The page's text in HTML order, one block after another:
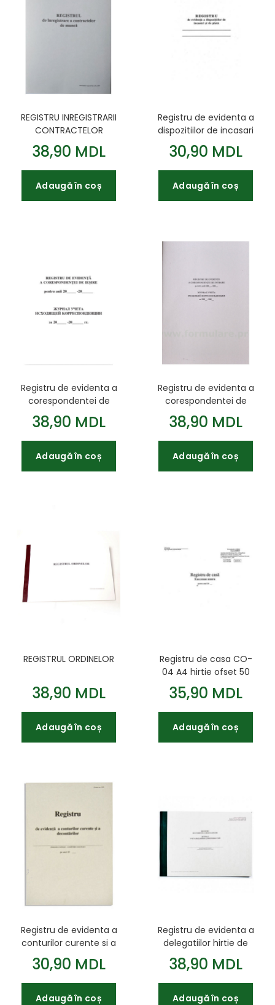
REGISTRU INREGISTRARII
CONTRACTELOR
INDIVIDUALE DE MUNCA
38,90 MDL
Adaugă în coș
Registru de evidenta a
dispozitiilor de incasari
si de plata hirtie ofset
50 file
30,90 MDL
Adaugă în coș
Registru de evidenta a
corespondentei de
iesire
38,90 MDL
Adaugă în coș
Registru de evidenta a
corespondentei de
intrare
38,90 MDL
Adaugă în coș
REGISTRUL ORDINELOR
38,90 MDL
Adaugă în coș
Registru de casa CO-
04 A4 hirtie ofset 50
file
35,90 MDL
Adaugă în coș
Registru de evidenta a
conturilor curente si a
decontarilor
30,90 MDL
Adaugă în coș
Registru de evidenta a
delegatiilor hirtie de
ofset 50 file
38,90 MDL
Adaugă în coș